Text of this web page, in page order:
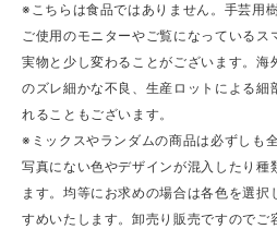
※こちらは食品ではありません。手芸用
ご使用のモニターやご覧になっている
実物と少し変わることがございます。海
のズレ細かな不良、生産ロットによる細
れることもございます。
※ミックスやランダムの商品は必ずしも
写真にない色やデザインが混入したり種
ます。均等にお求めの場合は各色を選
すめいたします。卸売り販売ですのでご